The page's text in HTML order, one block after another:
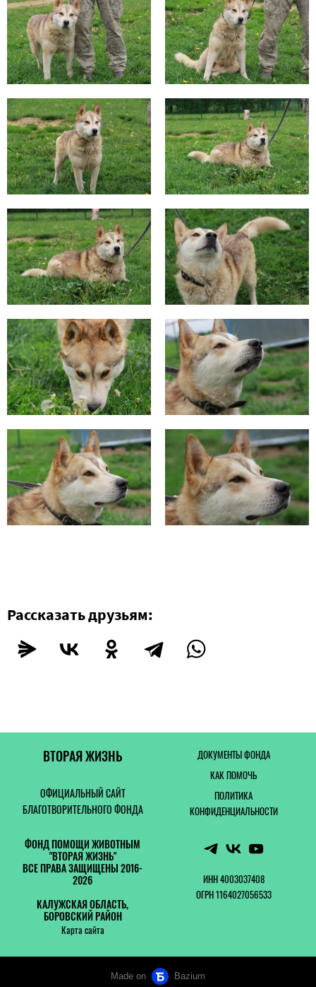
Рассказать друзьям:
ВТОРАЯ ЖИЗНЬ
ОФИЦИАЛЬНЫЙ САЙТ
БЛАГОТВОРИТЕЛЬНОГО ФОНДА
ДОКУМЕНТЫ ФОНДА
КАК ПОМОЧЬ
ПОЛИТИКА
КОНФИДЕНЦИАЛЬНОСТИ
ФОНД ПОМОЩИ ЖИВОТНЫМ
"ВТОРАЯ ЖИЗНЬ"
ВСЕ ПРАВА ЗАЩИЩЕНЫ 2016-
2026
КАЛУЖСКАЯ ОБЛАСТЬ,
БОРОВСКИЙ РАЙОН
Карта сайта
ИНН 4003037408
ОГРН 1164027056533
Made on Bazium